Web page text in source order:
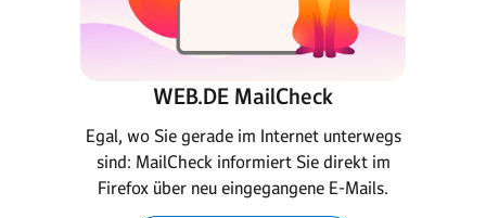
WEB.DE MailCheck
Egal, wo Sie gerade im Internet unterwegs
sind: MailCheck informiert Sie direkt im
Firefox über neu eingegangene E-Mails.